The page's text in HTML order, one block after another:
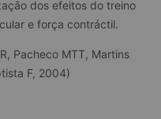
dos efeitos do treino
e força contráctil.
Pacheco MTT, Martins
F, 2004)